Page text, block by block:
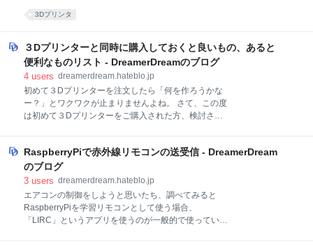
ていたソフトウェアらしいのですが・・・現在無料の
ジ自体無くなってしまったようです・・・） ＜無料提
供されていた頃の記事＞ 現在リンク切れのようです し
かし
共有します。 （例）出力品の歯付きベルト 歯付きベル
トって自作ではなかなか作れないんですよね。けどゴ
れ目無しの綺麗な歯付きベルトが作れてしまいます。
FilaFlexはPLAを基礎にした柔軟性のあるフィラメント
で温度２３０℃程度から出力することが出来ます。
軟性で送り出し機に絡まってしまったりとハプリング
が続出するなかなか難儀な軟（難）素材です。 僕は何
度か試してみて何度も何度も「なんなん！？もう
浮かばず諦めモードでしばらく放置してしまいまし
た。 Q.いま「なん」って何回読んだでしょう？（笑）
失
3Dプリンタ
３Dプリンターと同時に購入しておくと良いもの、あると
便利なものリスト - DreamerDreamのブログ
4 users dreamerdream.hateblo.jp
初めて３Dプリンターを注文したら「何を作ろうかな
ー？」とワクワクが止まりませんよね。 さて、この度
は初めて３Dプリンターをご購入された方、検討され
いいものをご紹介します。 ３Dプリンターにトラブル
はつきものです。先手を打ってトラブルの際にもスマ
ートに乗り切りましょう。 dreamerdream.hateblo.jp
【用語説明】 プラットフォーム：３Dプリンターの出
力するテーブルのこと スプール： フィラメントを巻い
てあるリールのこと サポート：３Dプリントの造形物
RaspberryPiで赤外線リモコンの送受信 - DreamerDream
のブログ
3 users dreamerdream.hateblo.jp
エアコンの制御をしようと思いたち、調べてみると
RaspberryPiを学習リモコンとして使う場合、
「LIRC」というアプリを使うのが一般的で使っている